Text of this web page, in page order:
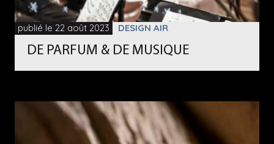
publié le 22 août 2023 DESIGN AIR
DE PARFUM & DE MUSIQUE